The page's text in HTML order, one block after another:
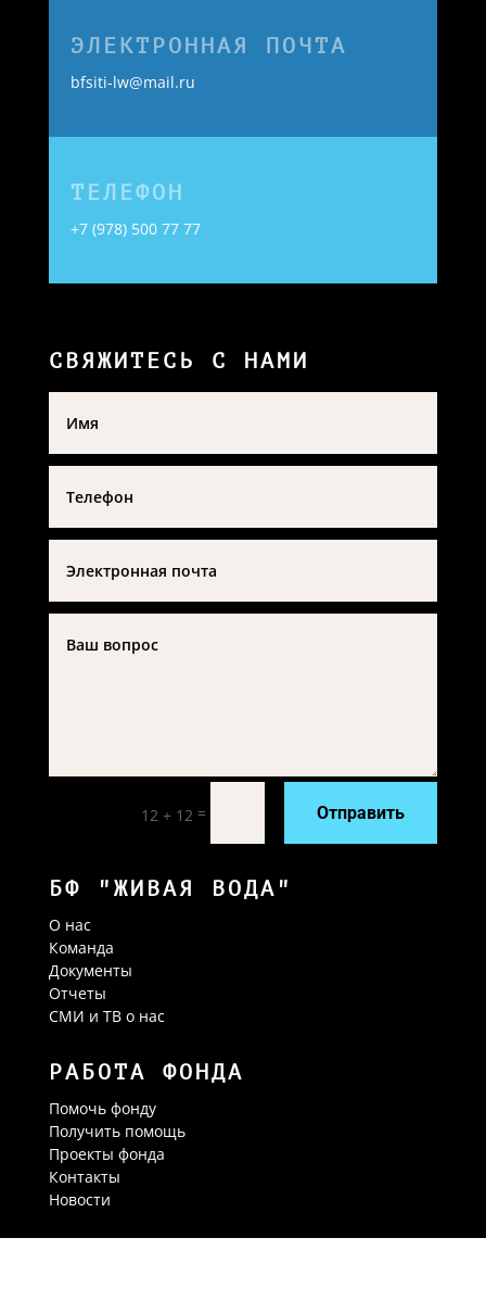
ЭЛЕКТРОННАЯ ПОЧТА
bfsiti-lw@mail.ru
ТЕЛЕФОН
+7 (978) 500 77 77
СВЯЖИТЕСЬ С НАМИ
12 + 12 = Отправить
БФ "ЖИВАЯ ВОДА"
О нас
Команда
Документы
Отчеты
СМИ и ТВ о нас
РАБОТА ФОНДА
Помочь фонду
Получить помощь
Проекты фонда
Контакты
Новости